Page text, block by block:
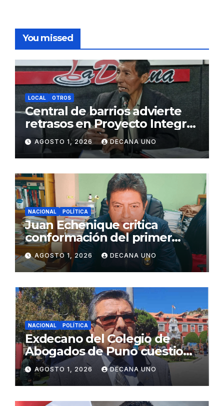
You missed
LOCAL OTROS
Central de barrios advierte
retrasos en Proyecto Integral
de Agua y Alcantarillado para
Juliaca
AGOSTO 1, 2026 DECANA UNO
NACIONAL POLÍTICA
Juan Echenique critica
conformación del primer
gabinete ministerial de Keiko
Fujimori
AGOSTO 1, 2026 DECANA UNO
NACIONAL POLÍTICA
Exdecano del Colegio de
Abogados de Puno cuestiona
propuestas sobre seguridad
ciudadana
AGOSTO 1, 2026 DECANA UNO